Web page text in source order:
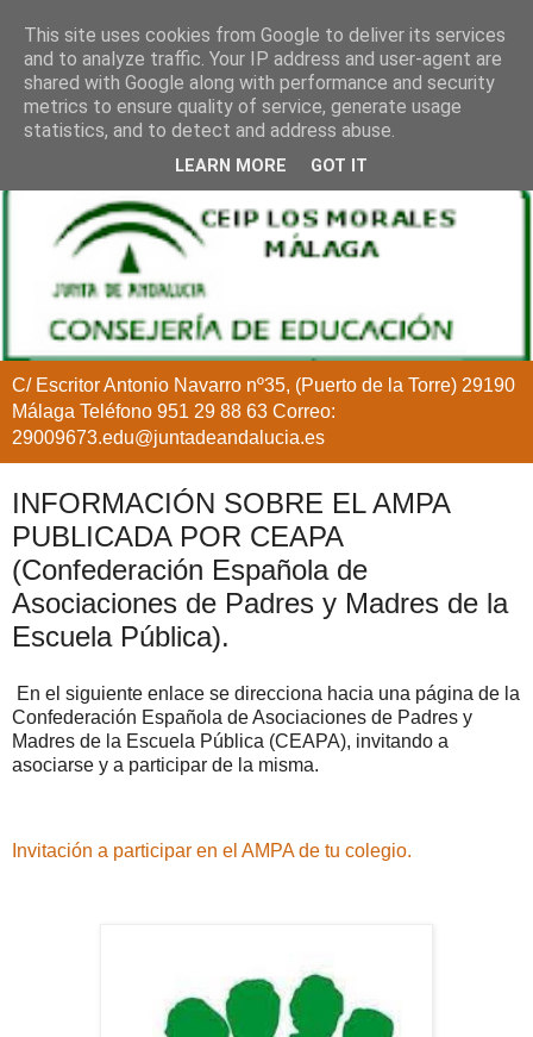
C/ Escritor Antonio Navarro nº35, (Puerto de la Torre) 29190
Málaga Teléfono 951 29 88 63 Correo:
29009673.edu@juntadeandalucia.es
INFORMACIÓN SOBRE EL AMPA
PUBLICADA POR CEAPA
(Confederación Española de
Asociaciones de Padres y Madres de la
Escuela Pública).
En el siguiente enlace se direcciona hacia una página de la
Confederación Española de Asociaciones de Padres y
Madres de la Escuela Pública (CEAPA), invitando a
asociarse y a participar de la misma.
Invitación a participar en el AMPA de tu colegio.
This site uses cookies from Google to deliver its services
and to analyze traffic. Your IP address and user-agent are
shared with Google along with performance and security
metrics to ensure quality of service, generate usage
statistics, and to detect and address abuse.
LEARN MORE GOT IT